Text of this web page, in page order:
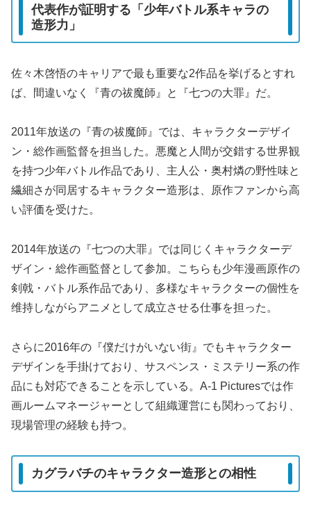
代表作が証明する「少年バトル系キャラの
造形力」
佐々木啓悟のキャリアで最も重要な2作品を挙げるとすれ
ば、間違いなく『青の祓魔師』と『七つの大罪』だ。
2011年放送の『青の祓魔師』では、キャラクターデザイ
ン・総作画監督を担当した。悪魔と人間が交錯する世界観
を持つ少年バトル作品であり、主人公・奥村燐の野性味と
繊細さが同居するキャラクター造形は、原作ファンから高
い評価を受けた。
2014年放送の『七つの大罪』では同じくキャラクターデ
ザイン・総作画監督として参加。こちらも少年漫画原作の
剣戟・バトル系作品であり、多様なキャラクターの個性を
维持しながらアニメとして成立させる仕事を担った。
さらに2016年の『僕だけがいない街』でもキャラクター
デザインを手掛けており、サスペンス・ミステリー系の作
品にも対応できることを示している。A-1 Picturesでは作
画ルームマネージャーとして組織運営にも関わっており、
現場管理の経験も持つ。
カグラバチのキャラクター造形との相性